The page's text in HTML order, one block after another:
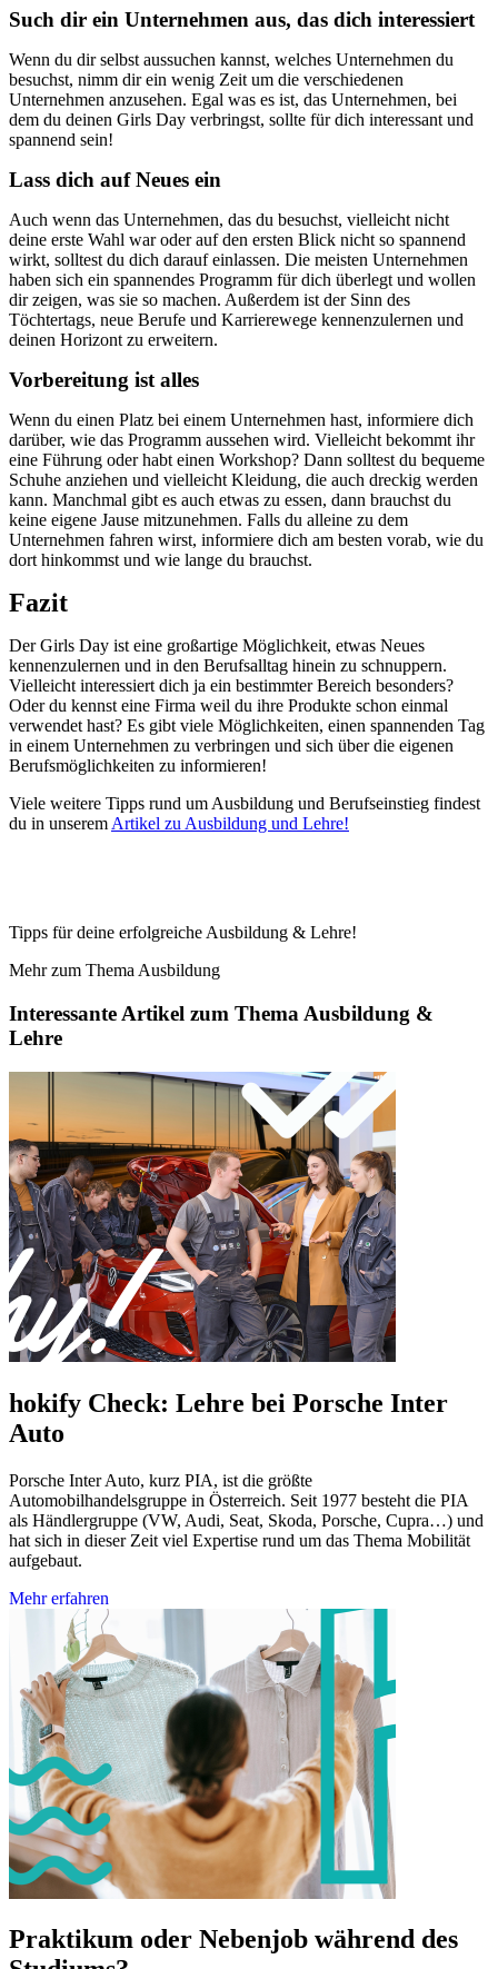
Such dir ein Unternehmen aus, das dich interessiert
Wenn du dir selbst aussuchen kannst, welches Unternehmen du
besuchst, nimm dir ein wenig Zeit um die verschiedenen
Unternehmen anzusehen. Egal was es ist, das Unternehmen, bei
dem du deinen Girls Day verbringst, sollte für dich interessant und
spannend sein!
Lass dich auf Neues ein
Auch wenn das Unternehmen, das du besuchst, vielleicht nicht
deine erste Wahl war oder auf den ersten Blick nicht so spannend
wirkt, solltest du dich darauf einlassen. Die meisten Unternehmen
haben sich ein spannendes Programm für dich überlegt und wollen
dir zeigen, was sie so machen. Außerdem ist der Sinn des
Töchtertags, neue Berufe und Karrierewege kennenzulernen und
deinen Horizont zu erweitern.
Vorbereitung ist alles
Wenn du einen Platz bei einem Unternehmen hast, informiere dich
darüber, wie das Programm aussehen wird. Vielleicht bekommt ihr
eine Führung oder habt einen Workshop? Dann solltest du bequeme
Schuhe anziehen und vielleicht Kleidung, die auch dreckig werden
kann. Manchmal gibt es auch etwas zu essen, dann brauchst du
keine eigene Jause mitzunehmen. Falls du alleine zu dem
Unternehmen fahren wirst, informiere dich am besten vorab, wie du
dort hinkommst und wie lange du brauchst.
Fazit
Der Girls Day ist eine großartige Möglichkeit, etwas Neues
kennenzulernen und in den Berufsalltag hinein zu schnuppern.
Vielleicht interessiert dich ja ein bestimmter Bereich besonders?
Oder du kennst eine Firma weil du ihre Produkte schon einmal
verwendet hast? Es gibt viele Möglichkeiten, einen spannenden Tag
in einem Unternehmen zu verbringen und sich über die eigenen
Berufsmöglichkeiten zu informieren!
Viele weitere Tipps rund um Ausbildung und Berufseinstieg findest
du in unserem Artikel zu Ausbildung und Lehre!
Tipps für deine erfolgreiche Ausbildung & Lehre!
Mehr zum Thema Ausbildung
Interessante Artikel zum Thema Ausbildung &
Lehre
hokify Check: Lehre bei Porsche Inter
Auto
Porsche Inter Auto, kurz PIA, ist die größte
Automobilhandelsgruppe in Österreich. Seit 1977 besteht die PIA
als Händlergruppe (VW, Audi, Seat, Skoda, Porsche, Cupra…) und
hat sich in dieser Zeit viel Expertise rund um das Thema Mobilität
aufgebaut.
Mehr erfahren
Praktikum oder Nebenjob während des